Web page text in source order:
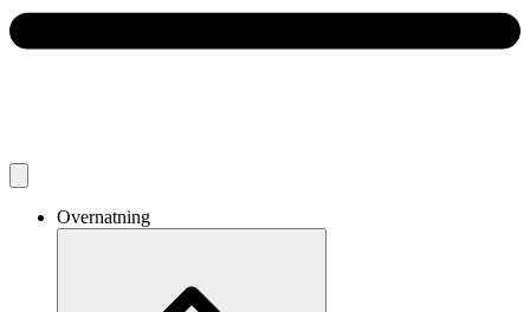
Overnatning